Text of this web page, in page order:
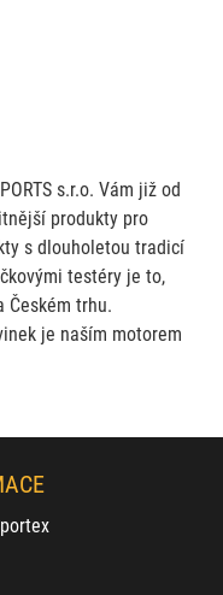
s.r.o. Vám již od
produkty pro
s dlouholetou tradicí
testéry je to,
Českém trhu.
je naším motorem